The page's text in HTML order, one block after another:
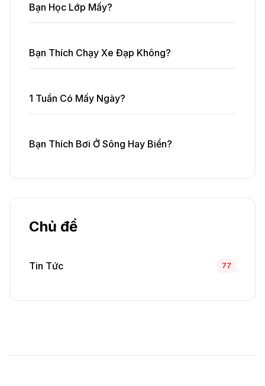
Bạn Học Lớp Mấy?
Bạn Thích Chạy Xe Đạp Không?
1 Tuần Có Mấy Ngày?
Bạn Thích Bơi Ở Sông Hay Biển?
Chủ đề
Tin Tức 77